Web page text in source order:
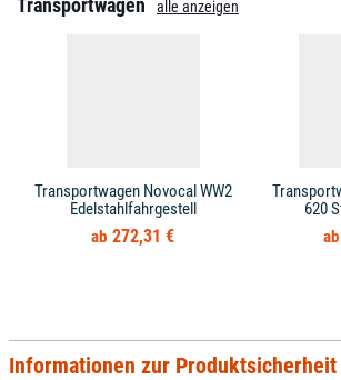
Transportwagen alle anzeigen
Transportwagen Novocal WW2
Edelstahlfahrgestell
272,31 €
620
Informationen zur Produktsicherheit